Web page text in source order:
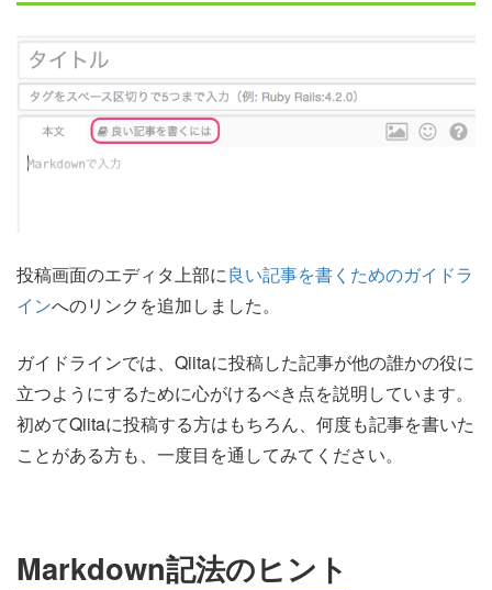
投稿画面のエディタ上部に良い記事を書くためのガイドラ
インへのリンクを追加しました。
ガイドラインでは、Qiitaに投稿した記事が他の誰かの役に
立つようにするために心がけるべき点を説明しています。
初めてQiitaに投稿する方はもちろん、何度も記事を書いた
ことがある方も、一度目を通してみてください。
Markdown記法のヒント